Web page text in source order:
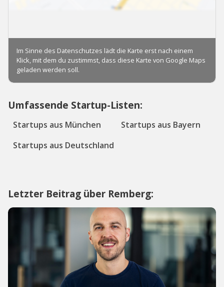
Umfassende Startup-Listen:
Startups aus München
Startups aus Bayern
Startups aus Deutschland
Letzter Beitrag über Remberg: